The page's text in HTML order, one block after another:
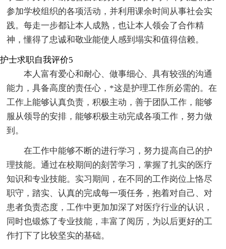
参加学校组织的各项活动，并利用课余时间从事社会实
践。每走一步都让本人成熟，也让本人领会了合作精
神，懂得了忠诚和敬业能使人感到塌实和值得信赖。
护士求职自我评价5
本人富有爱心和耐心、做事细心、具有较强的沟通
能力，具备高度的责任心，*这是护理工作所必需的。在
工作上能够认真负责，积极主动，善于团队工作，能够
服从领导的安排，能够积极主动完成各项工作，努力做
到。
在工作中能够不断的进行学习，努力提高自己的护
理技能。通过在校期间的刻苦学习，掌握了扎实的医疗
知识和专业技能。实习期间，在不同的工作岗位上恪尽
职守，踏实、认真的完成每一项任务，抱着对自己、对
患者负责态度，工作中更加加深了对医疗行业的认识，
同时也锻炼了专业技能，丰富了阅历，为以后更好的工
作打下了比较坚实的基础。